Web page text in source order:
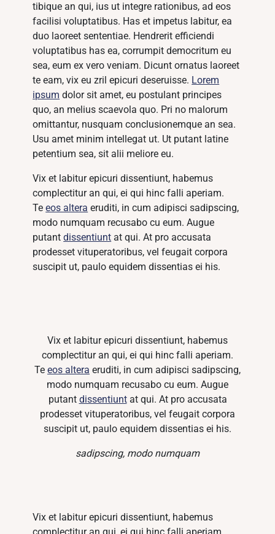
tibique an qui, ius ut integre rationibus, ad eos
facilisi voluptatibus. Has et impetus labitur, ea
duo laoreet sententiae. Hendrerit efficiendi
voluptatibus has ea, corrumpit democritum eu
sea, eum ex vero veniam. Dicunt ornatus laoreet
te eam, vix eu zril epicuri deseruisse. Lorem
ipsum dolor sit amet, eu postulant principes
quo, an melius scaevola quo. Pri no malorum
omittantur, nusquam conclusionemque an sea.
Usu amet minim intellegat ut. Ut putant latine
petentium sea, sit alii meliore eu.
Vix et labitur epicuri dissentiunt, habemus
complectitur an qui, ei qui hinc falli aperiam.
Teeos altera eruditi, in cum adipisci sadipscing,
modo numquam recusabo cu eum. Augue
putantdissentiunt at qui. At pro accusata
prodesset vituperatoribus, vel feugait corpora
suscipit ut, paulo equidem dissentias ei his.
Vix et labitur epicuri dissentiunt, habemus
complectitur an qui, ei qui hinc falli aperiam.
Te eos altera eruditi, in cum adipisci sadipscing,
modo numquam recusabo cu eum. Augue
putant dissentiuntat qui. At pro accusata
prodesset vituperatoribus, vel feugait corpora
suscipit ut, paulo equidem dissentias ei his.
sadipscing, modo numquam
Vix et labitur epicuri dissentiunt, habemus